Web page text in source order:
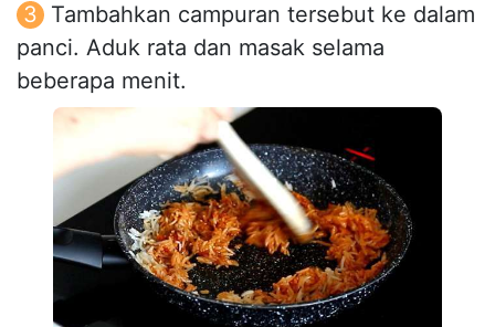
Tambahkan campuran tersebut ke dalam
panci. Aduk rata dan masak selama
beberapa menit.